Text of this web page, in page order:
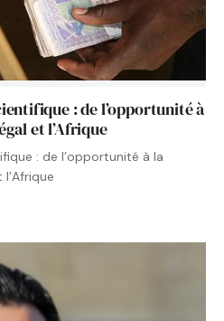
: de l’opportunité à
et l’Afrique
: de l’opportunité à la